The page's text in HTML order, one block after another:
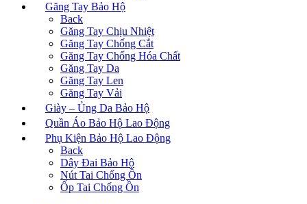
Găng Tay Bảo Hộ
Back
Găng Tay Chịu Nhiệt
Găng Tay Chống Cắt
Găng Tay Chống Hóa Chất
Găng Tay Da
Găng Tay Len
Găng Tay Vải
Giày – Ủng Da Bảo Hộ
Quần Áo Bảo Hộ Lao Động
Phụ Kiện Bảo Hộ Lao Động
Back
Dây Đai Bảo Hộ
Nút Tai Chống Ồn
Ốp Tai Chống Ồn